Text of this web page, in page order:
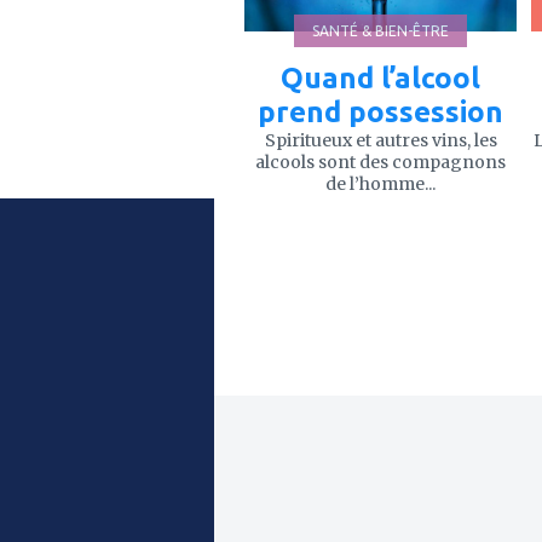
SANTÉ & BIEN-ÊTRE
Quand l’alcool
prend possession
Spiritueux et autres vins, les
alcools sont des compagnons
de l’homme...